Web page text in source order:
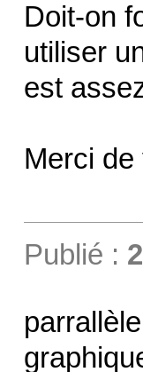
Doit-on
utiliser
est
Merci
Publié :